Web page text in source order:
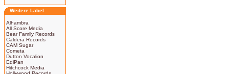
Weitere Label
Alhambra
All Score Media
Bear Family Records
Caldera Records
CAM Sugar
Cometa
Dutton Vocalion
EdiPan
Hitchcock Media